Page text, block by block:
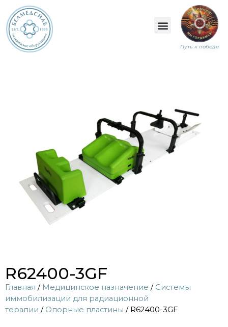
Путь к победе
R62400-3GF
Главная / Медицинское назначение / Системы
иммобилизации для радиационной
терапии / Опорные пластины / R62400-3GF